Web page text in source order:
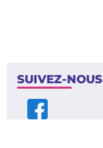
SUIVEZ-NOUS